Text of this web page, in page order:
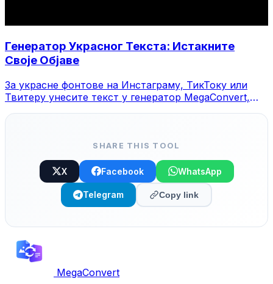
Генератор Украсног Текста: Истакните
Своје Објаве
За украсне фонтове на Инстаграму, ТикТоку или
Твитеру унесите текст у генератор MegaConvert,
SHARE THIS TOOL
X Facebook WhatsApp
Telegram Copy link
MegaConvert